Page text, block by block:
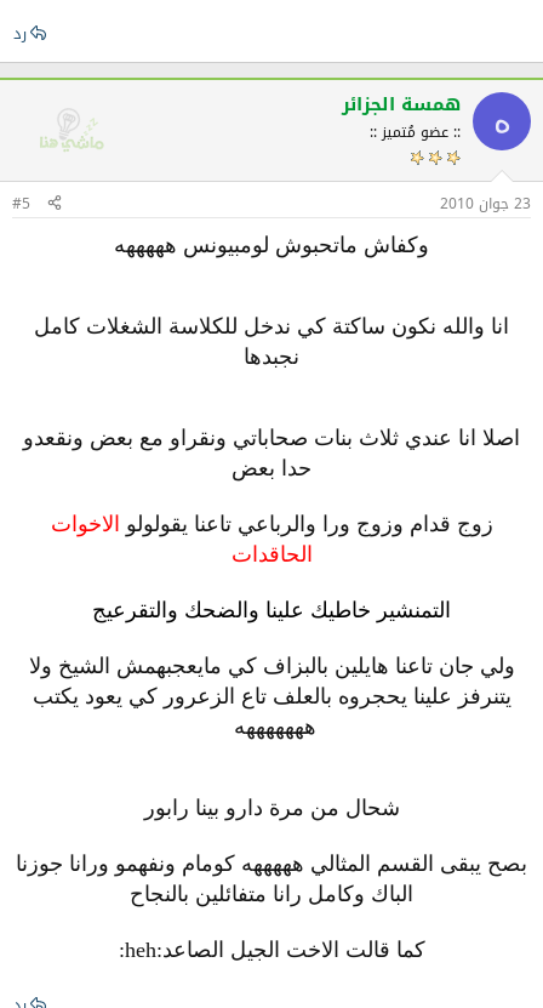
رد
ه همسة الجزائر
:: عضو مُتميز ::
23 جوان 2010 #5
وكفاش ماتحبوش لومبيونس هههههه
انا والله نكون ساكتة كي ندخل للكلاسة الشغلات كامل
نجبدها
اصلا انا عندي ثلاث بنات صحاباتي ونقراو مع بعض ونقعدو
حدا بعض
زوج قدام وزوج ورا والرباعي تاعنا يقولولو الاخوات
الحاقدات
التمنشير خاطيك علينا والضحك والتقرعيج
ولي جان تاعنا هايلين بالبزاف كي مايعجبهمش الشيخ ولا
يتنرفز علينا يحجروه بالعلف تاع الزعرور كي يعود يكتب
هههههههه
شحال من مرة دارو بينا رابور
بصح يبقى القسم المثالي هههههه كومام ونفهمو ورانا جوزنا
الباك وكامل رانا متفائلين بالنجاح
كما قالت الاخت الجيل الصاعد:heh: